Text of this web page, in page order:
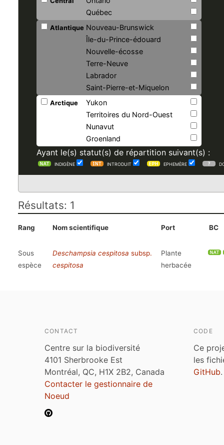
Québec
Atlantique Nouveau-Brunswick
Île-du-Prince-édouard
Nouvelle-écosse
Terre-Neuve
Labrador
Saint-Pierre-et-Miquelon
Arctique
Yukon
Territoires du Nord-Ouest
Nunavut
Groenland
Ayant le(s) statut(s) de répartition suivant(s) :
INDIGÈNE INTRODUIT EPHEMÈRE
Résultats: 1
Rang Nom scientifique Port BC
Sous
espèce
Deschampsia cespitosa subsp.
cespitosa
Plante
herbacée
CONTACT
Centre sur la biodiversité
4101 Sherbrooke Est
Montréal, QC, H1X 2B2, Canada
Contacter le gestionnaire de
Noeud
CODE
Ce
les
GitHub.